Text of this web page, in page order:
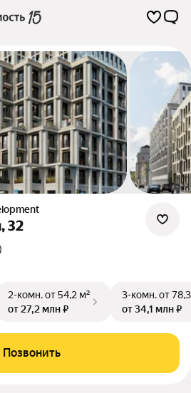
32
2-комн.от 54,2 м²
от 27,2 млн ₽
3-комн.от
от 34,1 млн ₽
Позвонить